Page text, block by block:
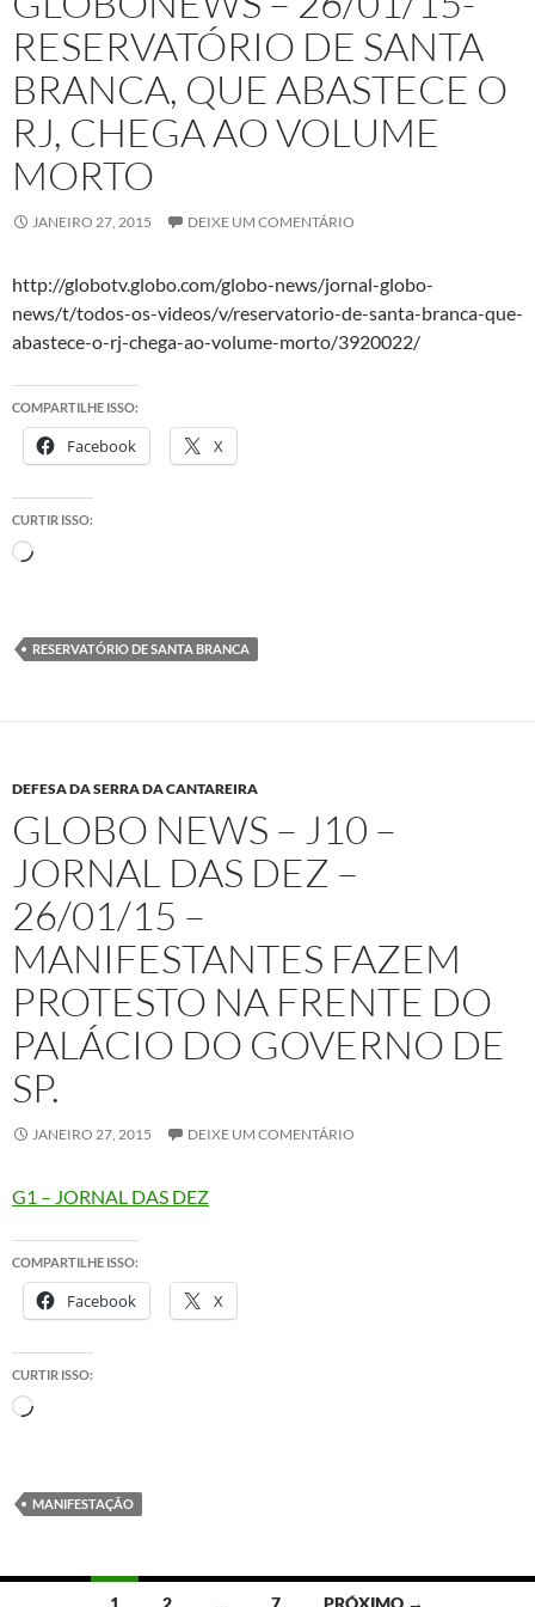
RESERVATÓRIO DE SANTA
BRANCA, QUE ABASTECE O
RJ, CHEGA AO VOLUME
MORTO
JANEIRO 27, 2015 DEIXE UM COMENTÁRIO
http://globotv.globo.com/globo-news/jornal-globo-
news/t/todos-os-videos/v/reservatorio-de-santa-branca-que-
abastece-o-rj-chega-ao-volume-morto/3920022/
COMPARTILHE ISSO:
Facebook X
CURTIR ISSO:
Carregando...
RESERVATÓRIO DE SANTA BRANCA
DEFESA DA SERRA DA CANTAREIRA
GLOBO NEWS – J10 –
JORNAL DAS DEZ –
26/01/15 –
MANIFESTANTES FAZEM
PROTESTO NA FRENTE DO
PALÁCIO DO GOVERNO DE
SP.
JANEIRO 27, 2015 DEIXE UM COMENTÁRIO
G1 – JORNAL DAS DEZ
COMPARTILHE ISSO:
Facebook X
CURTIR ISSO:
Carregando...
MANIFESTAÇÃO
1 2 … 7 PRÓXIMO →